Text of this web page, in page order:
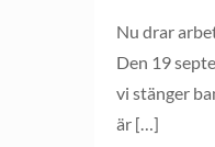
Nu drar
Den 19
vi stänger
är[…]